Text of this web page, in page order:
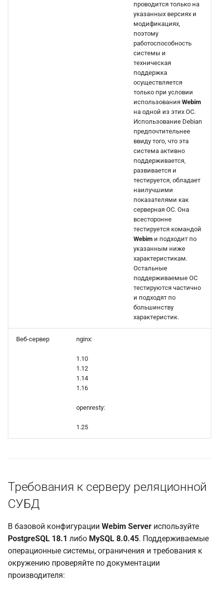
проводится только на
указанных версиях и
модификациях,
поэтому
работоспособность
системы и
техническая
поддержка
осуществляется
только при условии
использования Webim
на одной из этих ОС.
Использование Debian
предпочтительнее
ввиду того, что эта
система активно
поддерживается,
развивается и
тестируется, обладает
наилучшими
показателями как
серверная ОС. Она
всесторонне
тестируется командой
Webim и подходит по
указанным ниже
характеристикам.
Остальные
поддерживаемые ОС
тестируются частично
и подходят по
большинству
характеристик.
Веб-сервер nginx:
1.10
1.12
1.14
1.16
openresty:
1.25
Требования к серверу реляционной
СУБД
В базовой конфигурации Webim Server используйте
PostgreSQL 18.1 либо MySQL 8.0.45. Поддерживаемые
операционные системы, ограничения и требования к
окружению проверяйте по документации
производителя: